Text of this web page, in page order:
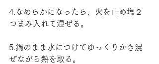
4. なめらかになったら、火を止め塩２
つまみ入れて混ぜる。
5.鍋のまま水につけてゆっくりかき混
ぜながら熱を取る。